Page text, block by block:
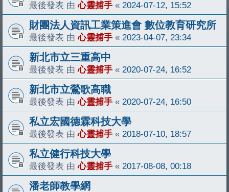
最後發表 由心靈捕手 « 2024-07-12, 15:52
財團法人資訊工業策進會 數位教育研究所
最後發表 由心靈捕手 « 2023-04-07, 23:34
新北市立三重高中
最後發表 由心靈捕手 « 2020-07-24, 16:52
新北市立鶯歌高職
最後發表 由心靈捕手 « 2020-07-24, 16:50
私立宏國德霖科技大學
最後發表 由心靈捕手 « 2018-07-10, 18:57
私立健行科技大學
最後發表 由心靈捕手 « 2017-08-08, 00:18
潘老師教學網